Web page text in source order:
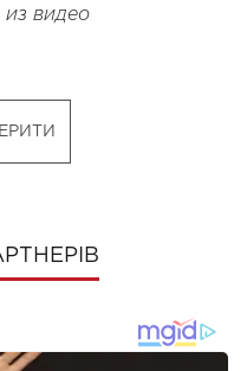
видео